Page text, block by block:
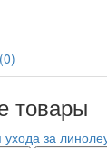
товары